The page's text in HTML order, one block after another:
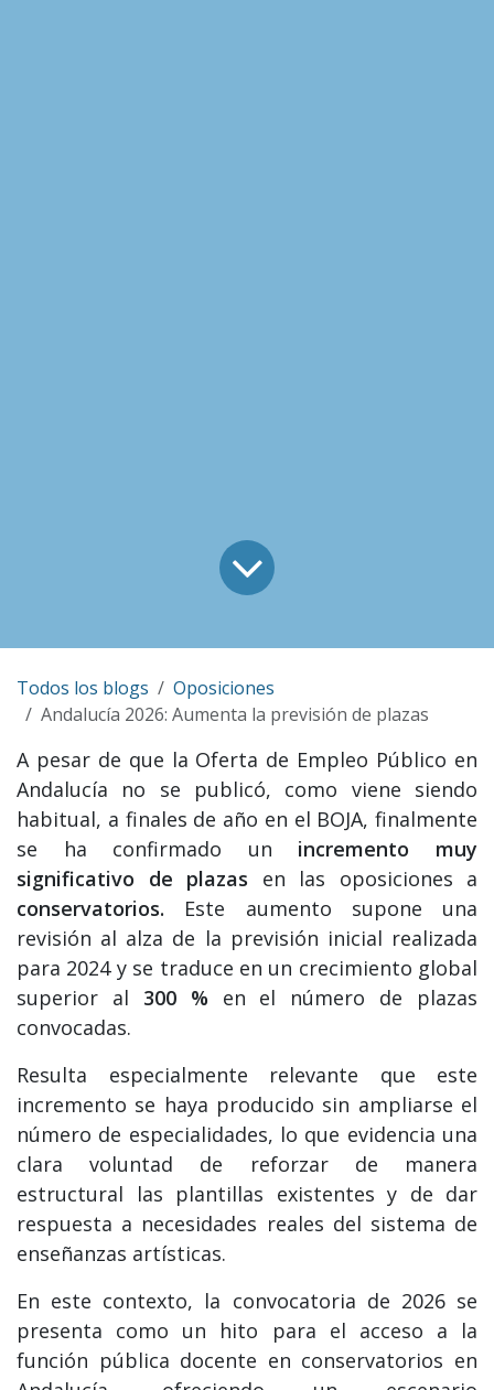
Todos los blogs
Oposiciones
Andalucía 2026: Aumenta la previsión de plazas
A pesar de que la Oferta de Empleo Público en
Andalucía no se publicó, como viene siendo
habitual, a finales de año en el BOJA, finalmente
se ha confirmado un incremento muy
significativo de plazas en las oposiciones a
conservatorios. Este aumento supone una
revisión al alza de la previsión inicial realizada
para 2024 y se traduce en un crecimiento global
superior al 300 % en el número de plazas
convocadas.
Resulta especialmente relevante que este
incremento se haya producido sin ampliarse el
número de especialidades, lo que evidencia una
clara voluntad de reforzar de manera
estructural las plantillas existentes y de dar
respuesta a necesidades reales del sistema de
enseñanzas artísticas.
En este contexto, la convocatoria de 2026 se
presenta como un hito para el acceso a la
función pública docente en conservatorios en